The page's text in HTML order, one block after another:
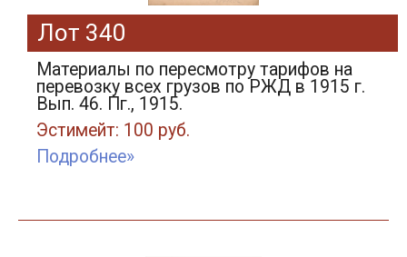
Лот 340
Материалы по пересмотру тарифов на
перевозку всех грузов по РЖД в 1915 г.
Вып. 46. Пг., 1915.
Эстимейт: 100 руб.
Подробнее»